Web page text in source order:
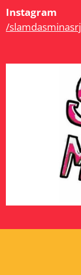
Instagram
/slamdasminasrj